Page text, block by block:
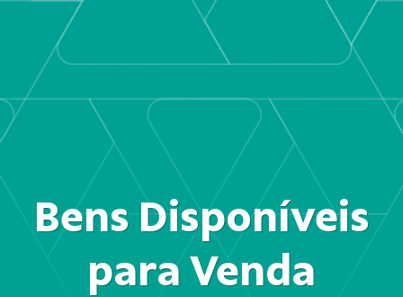
Bens Disponíveis
para Venda